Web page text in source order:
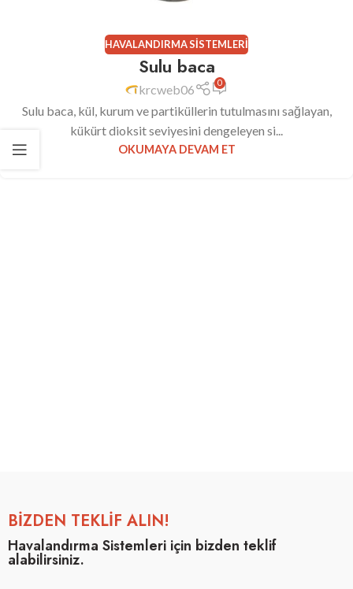
HAVALANDIRMA SISTEMLERI
Sulu baca
krcweb06 0
Sulu baca, kül, kurum ve partiküllerin tutulmasını sağlayan,
kükürt dioksit seviyesini dengeleyen si...
OKUMAYA DEVAM ET
BİZDEN TEKLİF ALIN!
Havalandırma Sistemleri için bizden teklif
alabilirsiniz.